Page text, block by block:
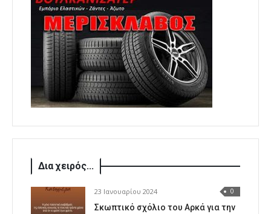
Δια χειρός...
23 Ιανουαρίου 2024 0
Σκωπτικό σχόλιο του Αρκά για την